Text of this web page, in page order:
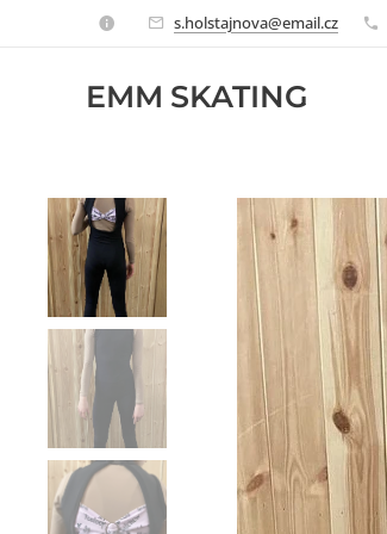
s.holstajnova@email.cz
EMM SKATING